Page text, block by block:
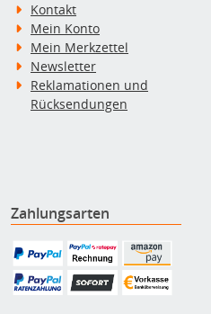
Kontakt
Mein Konto
Mein Merkzettel
Newsletter
Reklamationen und
Rücksendungen
Zahlungsarten